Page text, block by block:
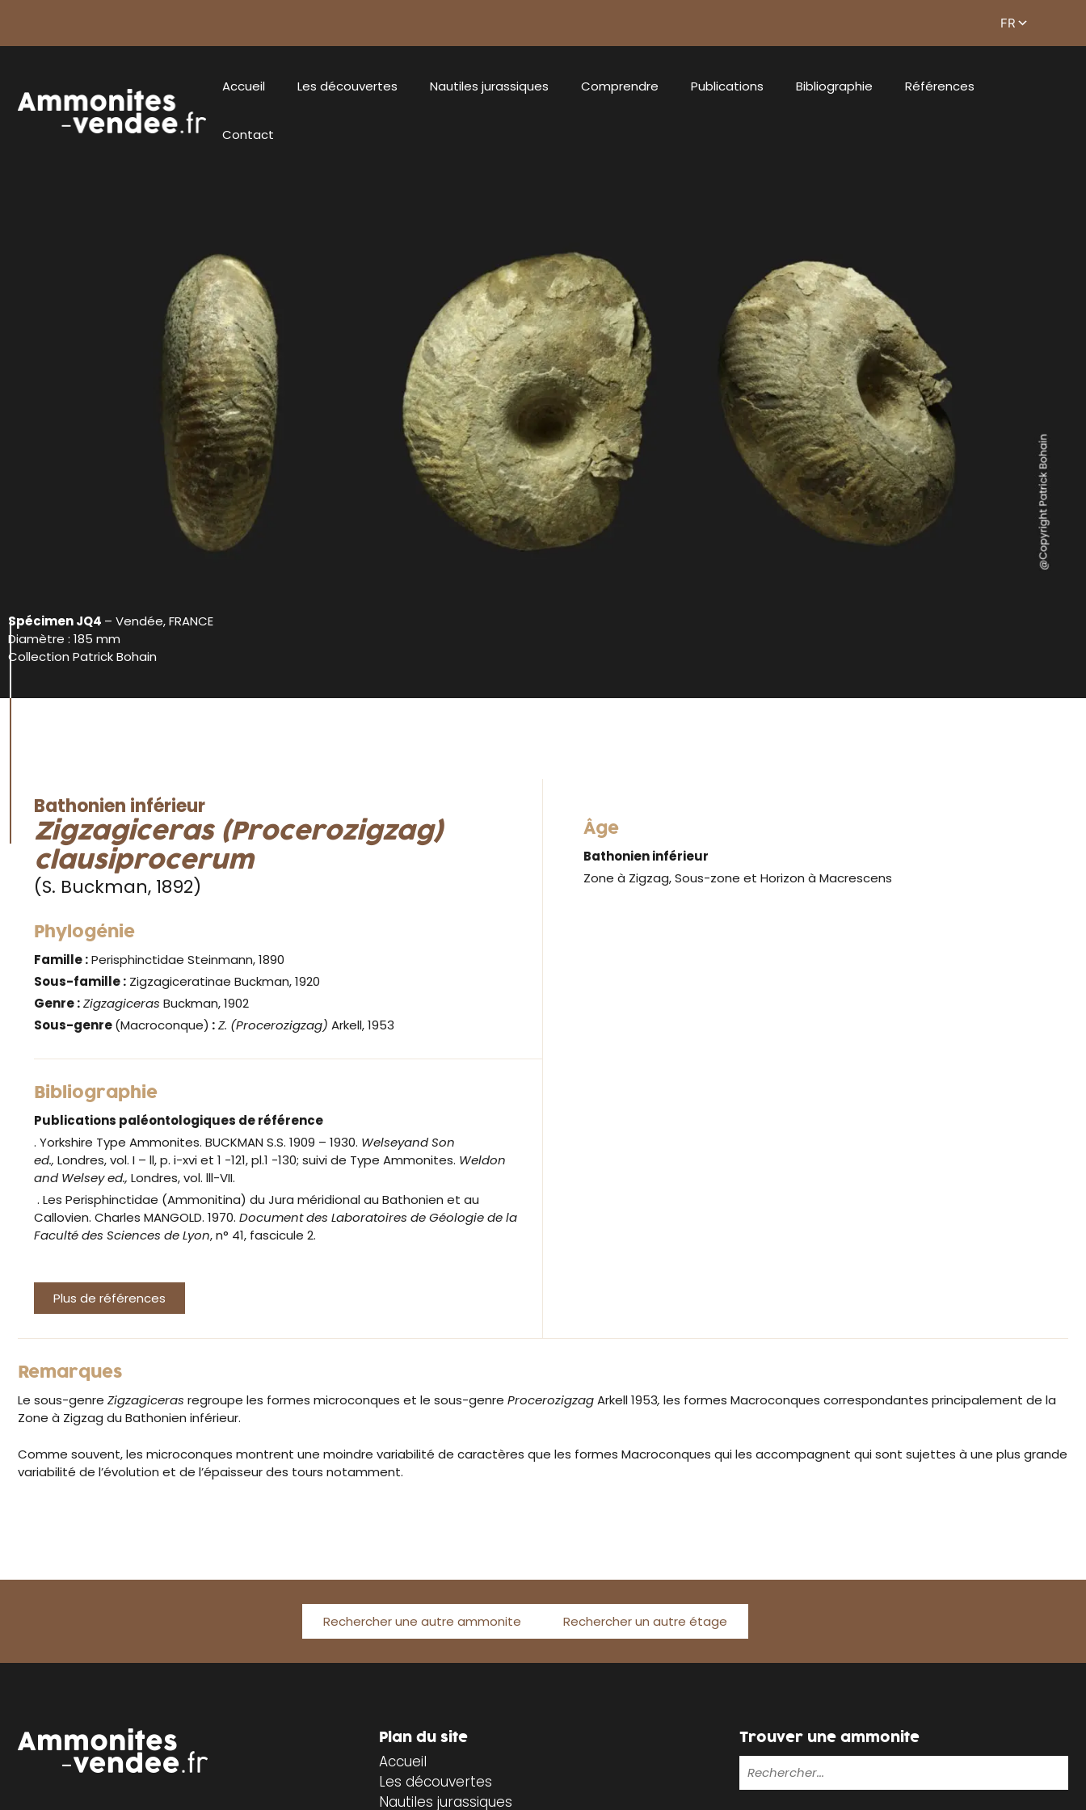
Accueil Les découvertes Nautiles jurassiques Comprendre Publications Bibliographie Références
Contact
Spécimen JQ4 – Vendée, FRANCE
Diamètre : 185 mm
Collection Patrick Bohain
Bathonien inférieur
Zigzagiceras (Procerozigzag)
clausiprocerum
(S. Buckman, 1892)
Phylogénie
Famille :Perisphinctidae Steinmann, 1890
Sous-famille : Zigzagiceratinae Buckman, 1920
Genre:Zigzagiceras Buckman, 1902
Sous-genre(Macroconque) :Z. (Procerozigzag) Arkell, 1953
Bibliographie
Publications paléontologiques de référence
. Yorkshire Type Ammonites. BUCKMAN S.S. 1909 – 1930. Welseyand Son
ed., Londres, vol. I – ll, p. i-xvi et 1 -121, pl.1 -130; suivi de Type Ammonites. Weldon
and Welsey ed., Londres, vol. lll-VII.
. Les Perisphinctidae (Ammonitina) du Jura méridional au Bathonien et au
Callovien. Charles MANGOLD. 1970. Document des Laboratoires de Géologie de la
Faculté des Sciences de Lyon, n° 41, fascicule 2.
Plus de références
Âge
Bathonien inférieur
Zone à Zigzag, Sous-zone et Horizon à Macrescens
Remarques
Le sous-genre Zigzagiceras regroupe les formes microconques et le sous-genre ProcerozigzagArkell 1953, les formes Macroconques correspondantes principalement de la
Zone à Zigzag du Bathonien inférieur.
Comme souvent, les microconques montrent une moindre variabilité de caractères que les formes Macroconques qui les accompagnent qui sont sujettes à une plus grande
variabilité de l’évolution et de l’épaisseur des tours notamment.
Rechercher une autre ammonite Rechercher un autre étage
Plan du site
Accueil
Les découvertes
Nautiles jurassiques
Trouver une ammonite